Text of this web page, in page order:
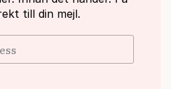
till din mejl.